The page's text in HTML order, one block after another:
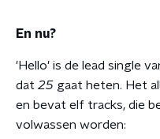
En nu?
'Hello' is de lead single
dat 25 gaat heten. Het
en bevat elf tracks, die
volwassen worden: